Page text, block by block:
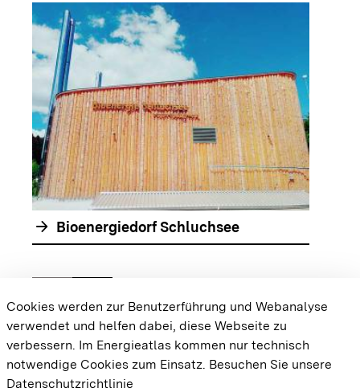
arrow_forward Bioenergiedorf Schluchsee
Zur vorhergehenden Folie springen
chevron_rightZur nächsten Folie springen
{{#displayPraxisbeispielMap}} {{{body}}}
{{/displayPraxisbeispielMap}}
Cookies werden zur Benutzerführung und Webanalyse
verwendet und helfen dabei, diese Webseite zu
verbessern. Im Energieatlas kommen nur technisch
notwendige Cookies zum Einsatz. Besuchen Sie unsere
Datenschutzrichtlinie